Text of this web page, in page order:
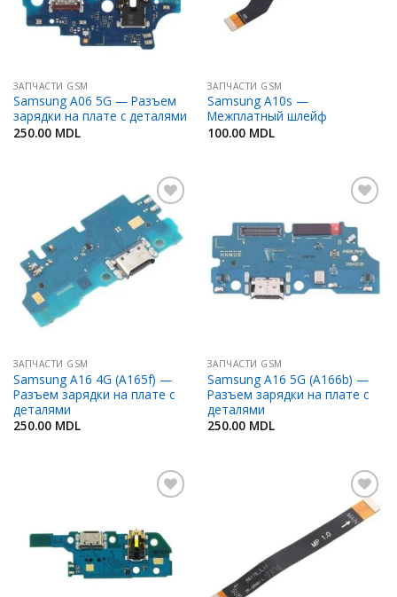
ЗАПЧАСТИ GSM
Samsung A06 5G — Разъем
зарядки на плате с деталями
250.00 MDL
ЗАПЧАСТИ GSM
Samsung A10s —
Межплатный шлейф
100.00 MDL
Добавить
в
Избранное
ЗАПЧАСТИ GSM
Samsung A16 4G (A165f) —
Разъем зарядки на плате с
деталями
250.00 MDL
в
Избранное
ЗАПЧАСТИ GSM
Samsung A16 5G (A166b) —
Разъем зарядки на плате с
деталями
250.00 MDL
Избранное
Добавить
в
Избранное